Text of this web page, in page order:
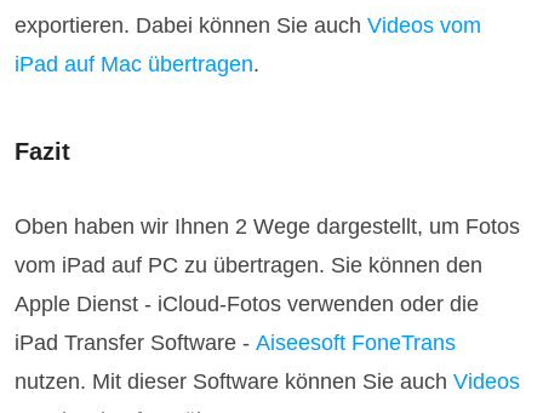
exportieren. Dabei können Sie auchVideos vom
iPad auf Mac übertragen.
Fazit
Oben haben wir Ihnen 2 Wege dargestellt, um Fotos
vom iPad auf PC zu übertragen. Sie können den
Apple Dienst - iCloud-Fotos verwenden oder die
iPad Transfer Software -Aiseesoft FoneTrans
nutzen. Mit dieser Software können Sie auchVideos